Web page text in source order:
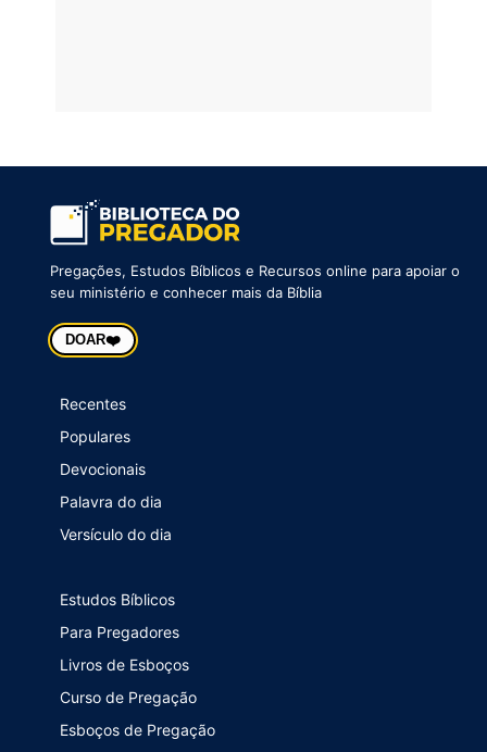
Pregações, Estudos Bíblicos e Recursos online para apoiar o
seu ministério e conhecer mais da Bíblia
DOAR❤️
Recentes
Populares
Devocionais
Palavra do dia
Versículo do dia
Estudos Bíblicos
Para Pregadores
Livros de Esboços
Curso de Pregação
Esboços de Pregação